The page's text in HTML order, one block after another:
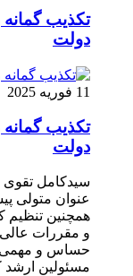
تکذیب
دولت
11 فوریه 2025
تکذیب
دولت
سیدکامل
عنوان متولی
همچنین تنظیم
و مقررات عالی
حساس و مهمی
مسئولین ارشد